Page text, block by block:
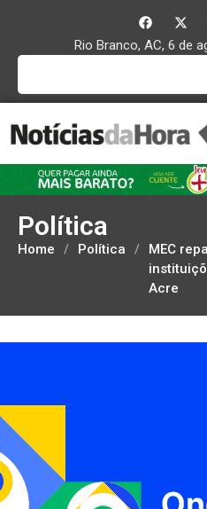
Rio Branco, AC, 6 de
Política
Home / Política /
MEC
Acre